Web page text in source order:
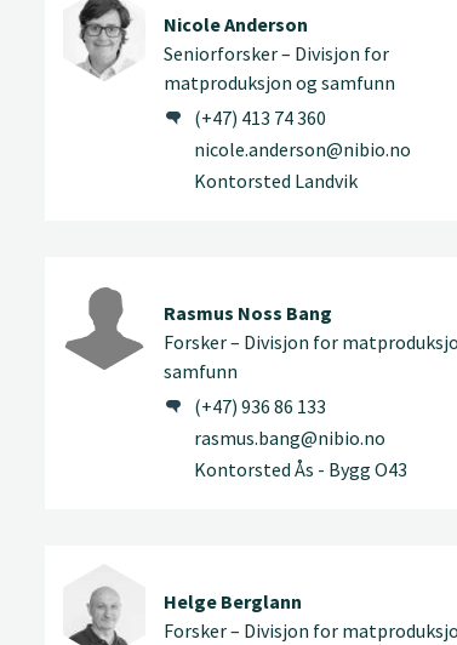
Nicole Anderson
Seniorforsker – Divisjon for
matproduksjon og samfunn
(+47) 413 74 360
nicole.anderson@nibio.no
Kontorsted Landvik
Rasmus Noss Bang
Forsker – Divisjon for
samfunn
(+47) 936 86 133
rasmus.bang@nibio.no
Kontorsted Ås - Bygg O43
Helge Berglann
Forsker – Divisjon for